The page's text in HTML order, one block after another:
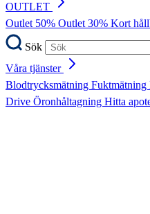
OUTLET
Outlet 50% Outlet 30% Kort
Sök
Våra tjänster
Blodtrycksmätning Fuktmätning
Drive Öronhåltagning Hitta